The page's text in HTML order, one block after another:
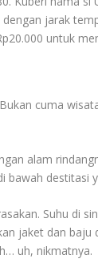
jarak
untuk
cuma
alam
bawah destitasi
Suhu di
jaket dan
uh, nikmatnya.